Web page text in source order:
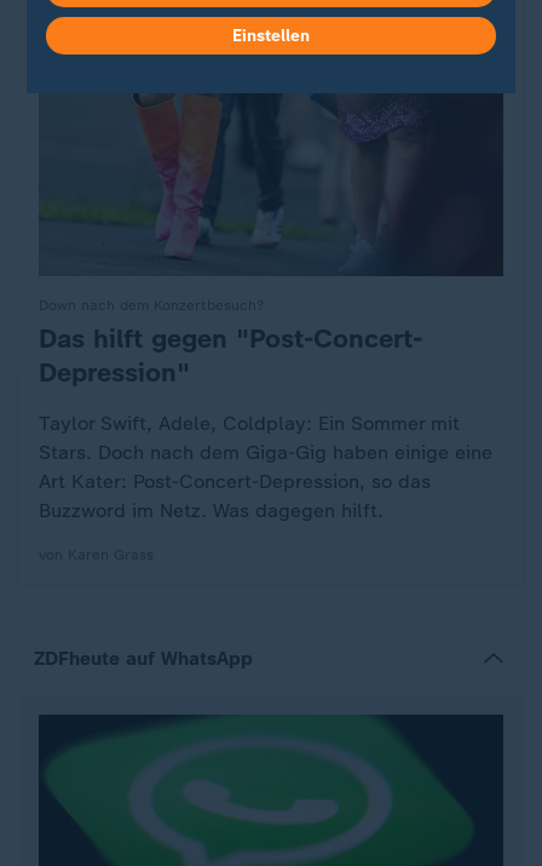
:Das hilft gegen "Post-Concert-
Depression"
Taylor Swift, Adele, Coldplay: Ein Sommer mit
Stars. Doch nach dem Giga-Gig haben einige eine
Art Kater: Post-Concert-Depression, so das
Buzzword im Netz. Was dagegen hilft.
ZDFheute auf WhatsApp
Einstellen